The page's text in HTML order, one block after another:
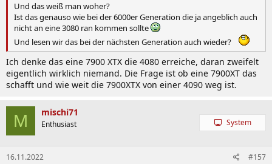
Und das weiß man woher?
Ist das genauso wie bei der 6000er Generation die ja angeblich auch
nicht an eine 3080 ran kommen sollte
Und lesen wir das bei der nächsten Generation auch wieder?
Ich denke das eine 7900 XTX die 4080 erreiche, daran zweifelt
eigentlich wirklich niemand. Die Frage ist ob eine 7900XT das
schafft und wie weit die 7900XTX von einer 4090 weg ist.
M mischi71
Enthusiast System
16.11.2022 #157